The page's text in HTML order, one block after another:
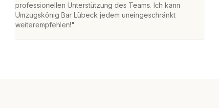
professionellen Unterstützung des Teams. Ich kann
Umzugskönig Bar Lübeck jedem uneingeschränkt
weiterempfehlen!"